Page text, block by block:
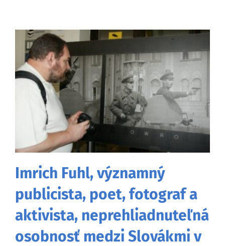
Imrich Fuhl, významný
publicista, poet, fotograf a
aktivista, neprehliadnuteľná
osobnosť medzi Slovákmi v